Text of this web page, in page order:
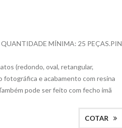
MÍNIMA: 25 PEÇAS.PIN
(redondo, oval, retangular,
fotográfica e acabamento com resina
pode ser feito com fecho imã
COTAR